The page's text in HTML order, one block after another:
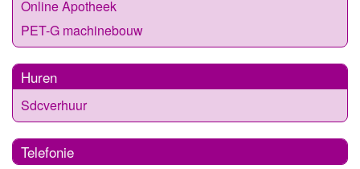
Online Apotheek
PET-G machinebouw
Huren
Sdcverhuur
Telefonie